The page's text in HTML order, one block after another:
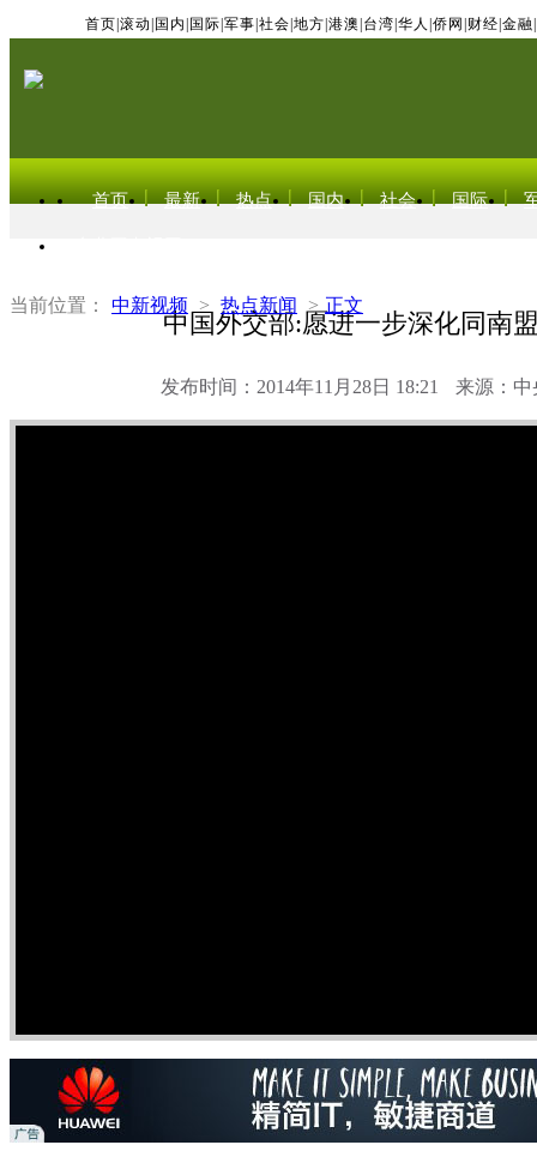
首页 滚动 国内 国际 军事 社会 地方 港澳 台湾 华人 侨网 财经 金融
首页 最新 热点 国内 社会 国际
当前位置： 中新视频 > 热点新闻 > 正文
中国外交部:愿进一步深化同南
发布时间：2014年11月28日 18:21 来源：中